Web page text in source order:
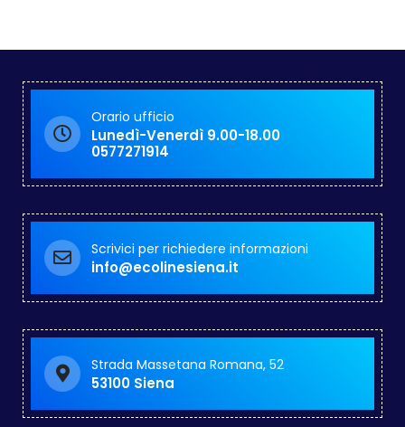
Orario ufficio
Lunedì-Venerdì 9.00-18.00
0577271914
Scrivici per richiedere informazioni
info@ecolinesiena.it
Strada Massetana Romana, 52
53100 Siena